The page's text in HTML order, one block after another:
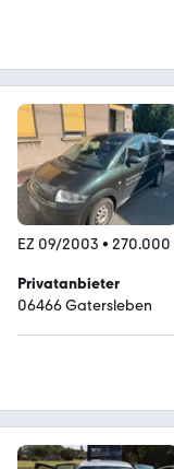
EZ 09/2003 • 270.000
Privatanbieter
06466 Gatersleben